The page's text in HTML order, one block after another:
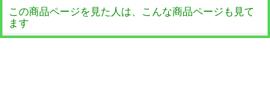
この商品ページを見た人は、こんな商品ページも見て
ます